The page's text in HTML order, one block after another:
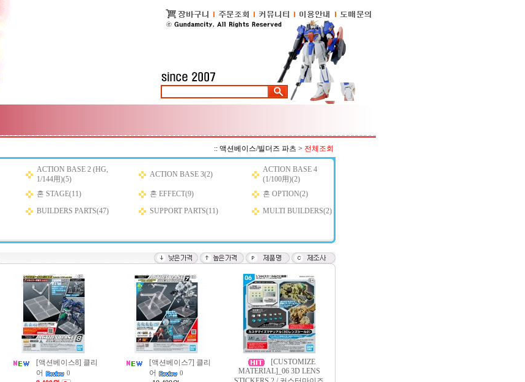
:: 액션베이스/빌더즈 파츠 > 전체조회
ACTION BASE 2 (HG,
1/144用)(5)
ACTION BASE 3(2)
ACTION BASE 4
(1/100用)(2)
혼 STAGE(11) 혼 EFFECT(9)
혼 OPTION(2)
BUILDERS PARTS(47) SUPPORT PARTS(11)
MULTI BUILDERS(2)
[액션베이스8] 클리
어
0
[액션베이스7] 클리
어
0
[CUSTOMIZE
MATERIAL]_06 3D LENS